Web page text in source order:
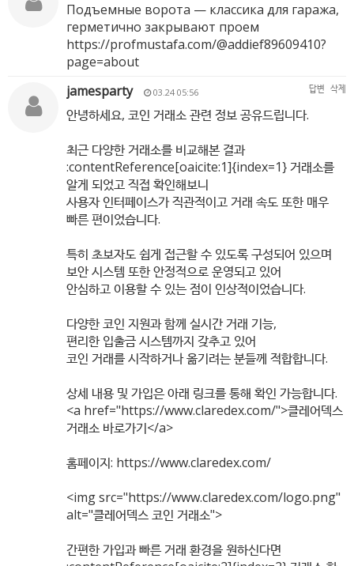
Подъемные ворота — классика для гаража,
герметично закрывают проем
https://profmustafa.com/@addief89609410?
page=about
jamesparty
03.24 05:56 답변 삭제
안녕하세요, 코인 거래소 관련 정보 공유드립니다.
최근 다양한 거래소를 비교해본 결과
:contentReference[oaicite:1]{index=1} 거래소를
알게 되었고 직접 확인해보니
사용자 인터페이스가 직관적이고 거래 속도 또한 매우
빠른 편이었습니다.
특히 초보자도 쉽게 접근할 수 있도록 구성되어 있으며
보안 시스템 또한 안정적으로 운영되고 있어
안심하고 이용할 수 있는 점이 인상적이었습니다.
다양한 코인 지원과 함께 실시간 거래 기능,
편리한 입출금 시스템까지 갖추고 있어
코인 거래를 시작하거나 옮기려는 분들께 적합합니다.
상세 내용 및 가입은 아래 링크를 통해 확인 가능합니다.
<a href="https://www.claredex.com/">클레어덱스
거래소 바로가기</a>
홈페이지: https://www.claredex.com/
<img src="https://www.claredex.com/logo.png"
alt="클레어덱스 코인 거래소">
간편한 가입과 빠른 거래 환경을 원하신다면